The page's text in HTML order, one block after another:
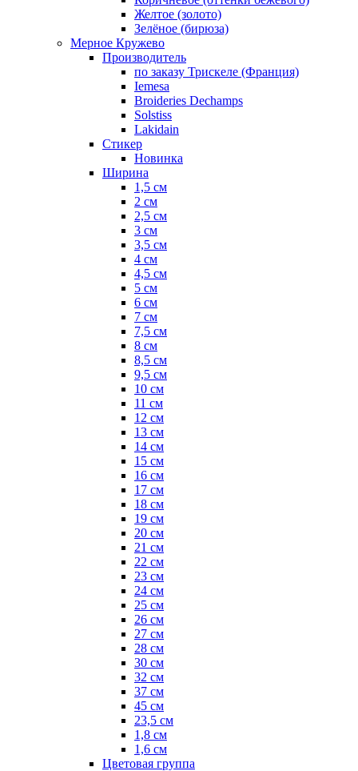
Желтое (золото)
Зелёное (бирюза)
Мерное Кружево
Производитель
по заказу Трискеле (Франция)
Iemesa
Broideries Dechamps
Solstiss
Lakidain
Стикер
Новинка
Ширина
1,5 см
2 см
2,5 см
3 см
3,5 см
4 см
4,5 см
5 см
6 см
7 см
7,5 см
8 см
8,5 см
9,5 см
10 см
11 см
12 см
13 см
14 см
15 см
16 см
17 см
18 см
19 см
20 см
21 см
22 см
23 см
24 см
25 см
26 см
27 см
28 см
30 см
32 см
37 см
45 см
23,5 см
1,8 см
1,6 см
Цветовая группа